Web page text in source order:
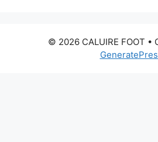
© 2026 CALUIRE FOOT •